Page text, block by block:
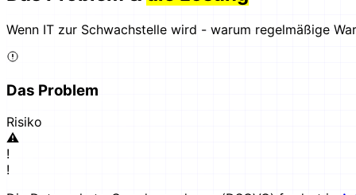
Wenn IT zur Schwachstelle wird - warum regelmäßige
Das Problem
Risiko
⚠
!
!